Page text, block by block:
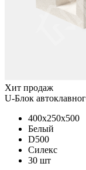
Хит продаж
U-Блок
400x250x500
Белый
D500
Силекс
30 шт